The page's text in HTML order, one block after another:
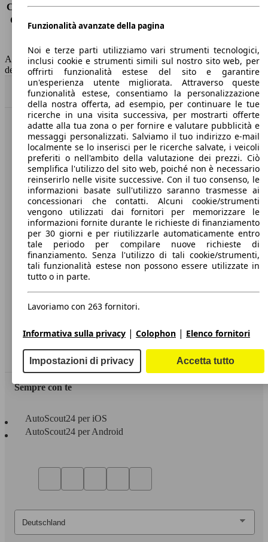
Consumo (extra-urbano) 4.5 l/100km
Consumo (combinato)*
1.5 l/100km
Capacità del serbatoio
43 l
AutoScout24 non si assume alcuna responsabilità per la correttezza
dei dati.
Torna su
Benvenuti su AutoScout24, il mercato auto europeo.
Società
A proposito di AutoScout24
Stampa
Media
Condizioni generali
Informazioni
Privacy
Dichiarazione di Accessibilità
Servizi
Area rivenditori
Sempre con te
AutoScout24 per iOS
AutoScout24 per Android
Funzionalità avanzate della pagina
Noi e terze parti utilizziamo vari strumenti tecnologici,
inclusi cookie e strumenti simili sul nostro sito web, per
offrirti funzionalità estese del sito e garantire
un'esperienza utente migliorata. Attraverso queste
funzionalità estese, consentiamo la personalizzazione
della nostra offerta, ad esempio, per continuare le tue
ricerche in una visita successiva, per mostrarti offerte
adatte alla tua zona o per fornire e valutare pubblicità e
messaggi personalizzati. Salviamo il tuo indirizzo e-mail
localmente se lo inserisci per le ricerche salvate, i veicoli
preferiti o nell'ambito della valutazione dei prezzi. Ciò
semplifica l'utilizzo del sito web, poiché non è necessario
reinserirlo nelle visite successive. Con il tuo consenso, le
informazioni basate sull'utilizzo saranno trasmesse ai
concessionari che contatti. Alcuni cookie/strumenti
vengono utilizzati dai fornitori per memorizzare le
informazioni fornite durante le richieste di finanziamento
per 30 giorni e per riutilizzarle automaticamente entro
tale periodo per compilare nuove richieste di
finanziamento. Senza l'utilizzo di tali cookie/strumenti,
tali funzionalità estese non possono essere utilizzate in
tutto o in parte.
Lavoriamo con 263 fornitori.
Informativa sulla privacy | Colophon | Elenco fornitori
Impostazioni di privacy Accetta tutto